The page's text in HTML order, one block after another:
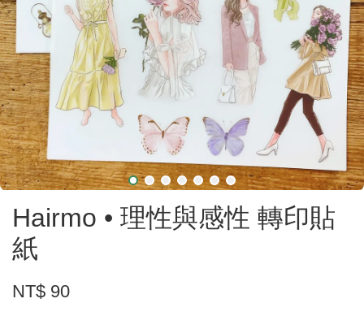
Hairmo • 理性與感性 轉印貼
紙
NT$ 90